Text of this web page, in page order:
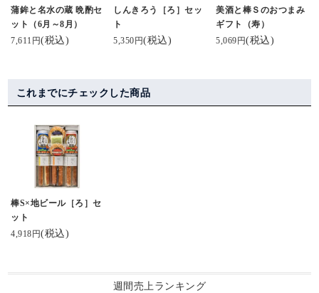
蒲鉾と名水の蔵 晩酌セ
ット（6月～8月）
7,611円(税込)
しんきろう［ろ］セッ
ト
5,350円(税込)
美酒と棒Ｓのおつまみ
ギフト（寿）
5,069円(税込)
これまでにチェックした商品
棒S×地ビール［ろ］セ
ット
4,918円(税込)
週間売上ランキング